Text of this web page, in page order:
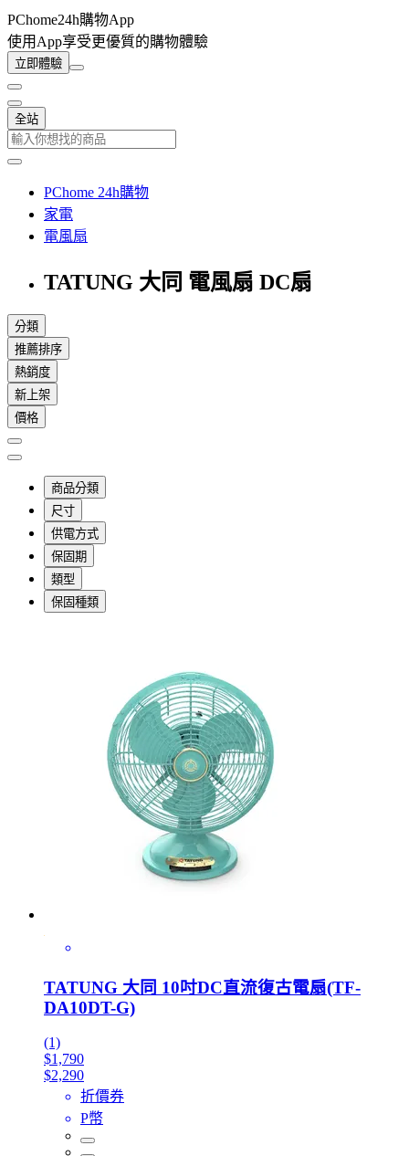
PChome24h購物App
使用App享受更優質的購物體驗
立即體驗
全站
PChome 24h購物
家電
電風扇
TATUNG 大同 電風扇 DC扇
分類
推薦排序
熱銷度
新上架
價格
商品分類
尺寸
供電方式
保固期
類型
保固種類
TATUNG 大同 10吋DC直流復古電扇(TF-
DA10DT-G)
(1)
$1,790
$2,290
折價券
P幣